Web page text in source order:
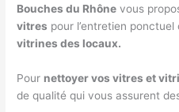
Bouches du Rhône vous
vitres pour l’entretien
vitrines des locaux.
Pour nettoyer vos vitres et
de qualité qui vous assurent